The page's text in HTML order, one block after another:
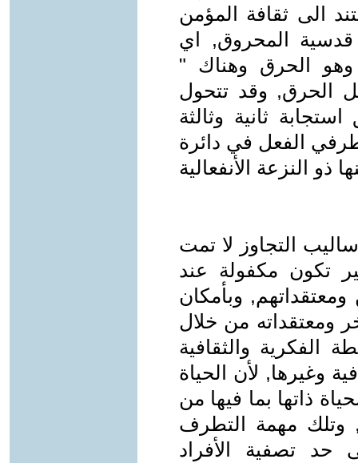
الى ثقافة المؤمن
قدسية المحروق, اي
الحرق وهناك "
الحرق, وقد تتحول
ثانية وثالثة
طرفي الفعل في دائرة
ذو النزعة الأنفعالية
التجاوز لا تمت
تكون مكفولة عند
وبأمكان
ومعتقداته من خلال
الفكرية والثقافية
وغيرها, لأن الحياة
ذاتها بما فيها من
وتلك مهمة التطرف
حد تصفية الأفراد